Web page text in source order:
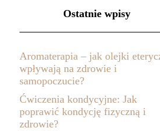
Ostatnie wpisy
Aromaterapia – jak olejki
wpływają na zdrowie i
samopoczucie?
Ćwiczenia kondycyjne: Jak
poprawić kondycję fizyczną i
zdrowie?